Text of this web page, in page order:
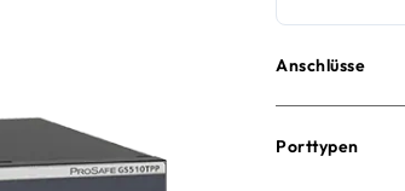
Anschlüsse
Porttypen